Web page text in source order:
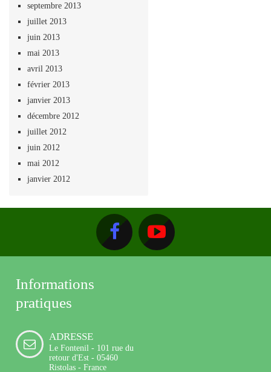
septembre 2013
juillet 2013
juin 2013
mai 2013
avril 2013
février 2013
janvier 2013
décembre 2012
juillet 2012
juin 2012
mai 2012
janvier 2012
Informations
pratiques
ADRESSE
Le Fontenil - 101 rue du
retour d'Est - 05460
Ristolas - France